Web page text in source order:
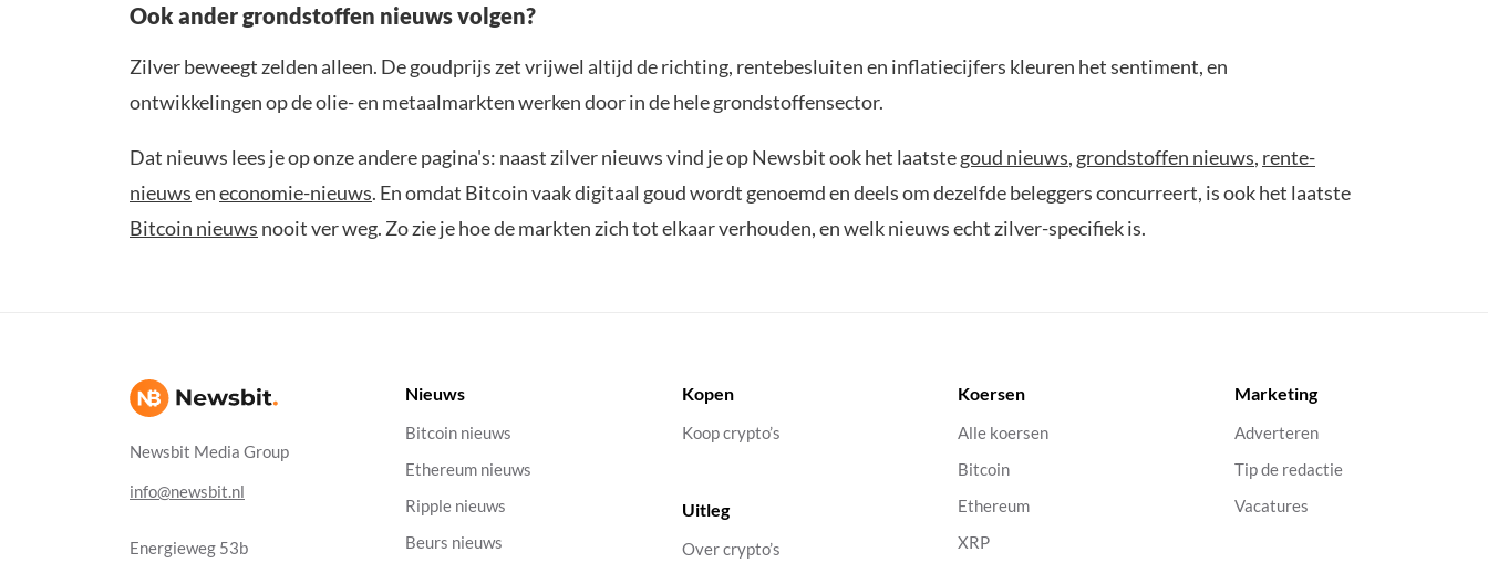
Ook ander grondstoffen nieuws volgen?
Zilver beweegt zelden alleen. De goudprijs zet vrijwel altijd de richting, rentebesluiten en inflatiecijfers kleuren het sentiment, en
ontwikkelingen op de olie- en metaalmarkten werken door in de hele grondstoffensector.
Dat nieuws lees je op onze andere pagina's: naast zilver nieuws vind je op Newsbit ook het laatstegoud nieuws, grondstoffen nieuws, rente-
nieuwseneconomie-nieuws. En omdat Bitcoin vaak digitaal goud wordt genoemd en deels om dezelfde beleggers concurreert, is ook het laatste
Bitcoin nieuws nooit ver weg. Zo zie je hoe de markten zich tot elkaar verhouden, en welk nieuws echt zilver-specifiek is.
Newsbit Media Group
info@newsbit.nl
Energieweg 53b
Nieuws
Bitcoin nieuws
Ethereum nieuws
Ripple nieuws
Beurs nieuws
Kopen
Koop crypto’s
Uitleg
Over crypto’s
Koersen
Alle koersen
Bitcoin
Ethereum
XRP
Marketing
Adverteren
Tip de redactie
Vacatures